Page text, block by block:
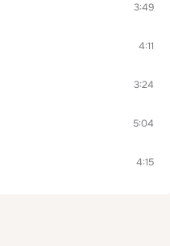
3:49
4:11
3:24
5:04
4:15